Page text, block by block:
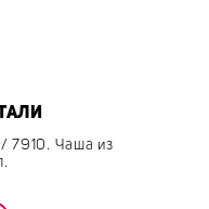
7910. Чаша из